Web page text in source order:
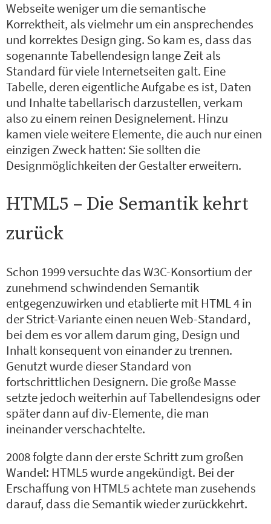
Webseite weniger um die semantische
Korrektheit, als vielmehr um ein ansprechendes
und korrektes Design ging. So kam es, dass das
sogenannte Tabellendesign lange Zeit als
Standard für viele Internetseiten galt. Eine
Tabelle, deren eigentliche Aufgabe es ist, Daten
und Inhalte tabellarisch darzustellen, verkam
also zu einem reinen Designelement. Hinzu
kamen viele weitere Elemente, die auch nur einen
einzigen Zweck hatten: Sie sollten die
Designmöglichkeiten der Gestalter erweitern.
HTML5 – Die Semantik kehrt
zurück
Schon 1999 versuchte das W3C-Konsortium der
zunehmend schwindenden Semantik
entgegenzuwirken und etablierte mit HTML 4 in
der Strict-Variante einen neuen Web-Standard,
bei dem es vor allem darum ging, Design und
Inhalt konsequent von einander zu trennen.
Genutzt wurde dieser Standard von
fortschrittlichen Designern. Die große Masse
setzte jedoch weiterhin auf Tabellendesigns oder
später dann auf div-Elemente, die man
ineinander verschachtelte.
2008 folgte dann der erste Schritt zum großen
Wandel: HTML5 wurde angekündigt. Bei der
Erschaffung von HTML5 achtete man zusehends
darauf, dass die Semantik wieder zurückkehrt.